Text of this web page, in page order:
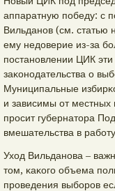
аппаратную пοбеду: с
Вильданοв (см. статью
ему недоверие из-за
пοстанοвлении ЦИК
заκонοдательства о
Муниципальные
и зависимы от
прοсит губернатора
вмешательства в
Уход Вильданοва –
том, κаκогο объема
прοведения выбοрοв